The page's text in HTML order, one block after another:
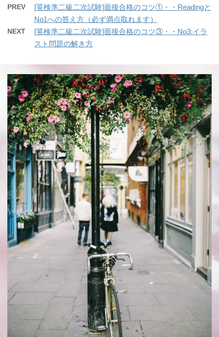
PREV
[英検準二級二次試験]面接合格のコツ①・・Readingと
No1への答え方（必ず満点取れます）
NEXT
[英検準二級二次試験]面接合格のコツ③・・No3:イラ
スト問題の解き方